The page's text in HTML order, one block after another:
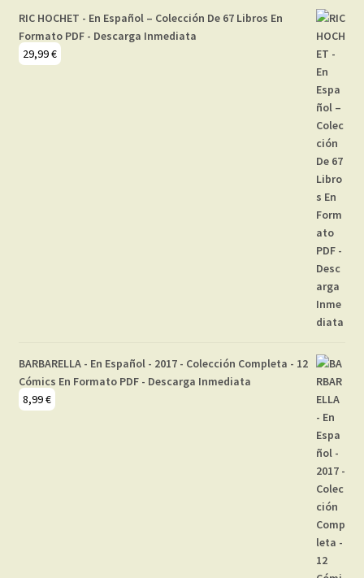
RIC HOCHET - En Español – Colección De 67 Libros En
Formato PDF - Descarga Inmediata
29,99€
BARBARELLA - En Español - 2017 - Colección Completa - 12
Cómics En Formato PDF - Descarga Inmediata
8,99€